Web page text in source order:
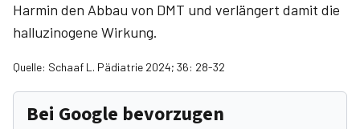
Harmin den Abbau von DMT und verlängert damit die
halluzinogene Wirkung.
Quelle: Schaaf L. Pädiatrie 2024; 36: 28-32
Bei Google bevorzugen